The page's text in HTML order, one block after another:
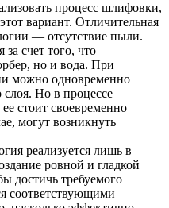
процесс шлифовки,
вариант. Отличительная
— отсутствие пыли.
за счет того, что
но и вода. При
можно одновременно
слоя. Но в процессе
стоит своевременно
могут возникнуть
реализуется лишь в
ровной и гладкой
достичь требуемого
соответствующими